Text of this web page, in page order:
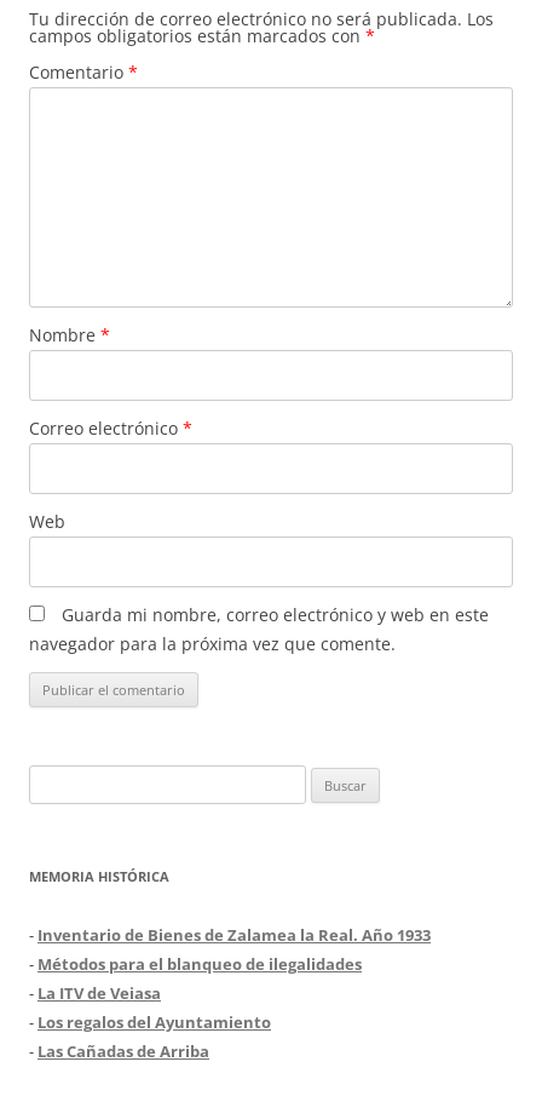
Tu dirección de correo electrónico no será publicada. Los
campos obligatorios están marcados con *
Comentario *
Nombre *
Correo electrónico *
Web
Guarda mi nombre, correo electrónico y web en este
navegador para la próxima vez que comente.
MEMORIA HISTÓRICA
- Inventario de Bienes de Zalamea la Real. Año 1933
- Métodos para el blanqueo de ilegalidades
- La ITV de Veiasa
- Los regalos del Ayuntamiento
- Las Cañadas de Arriba